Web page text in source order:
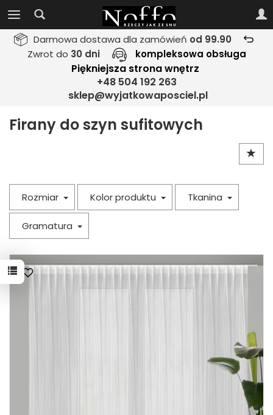
Darmowa dostawa dla zamówień od 99.90
Zwrot do 30 dni kompleksowa obsługa
Piękniejsza strona wnętrz
+48 504 192 263
sklep@wyjatkowaposciel.pl
Firany do szyn sufitowych
Rozmiar Kolor produktu Tkanina
Gramatura